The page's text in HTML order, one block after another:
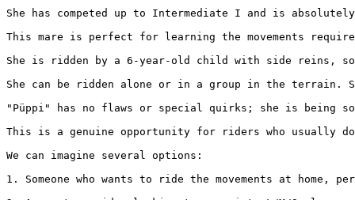
She has competed up to Intermediate I and is
This mare is perfect for learning the movements
She is ridden by a 6-year-old child with side reins,
She can be ridden alone or in a group in the terrain.
"Püppi" has no flaws or special quirks; she is being
This is a genuine opportunity for riders who
We can imagine several options:
1. Someone who wants to ride the movements at